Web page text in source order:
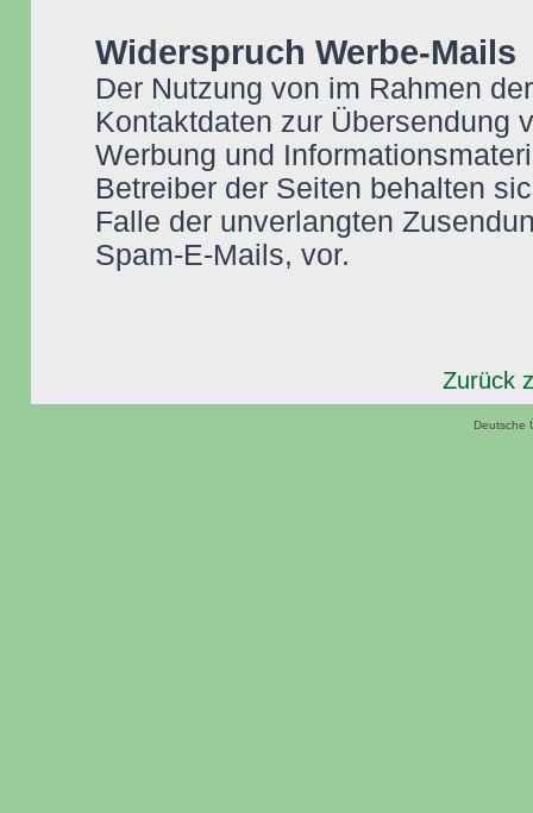
Widerspruch Werbe-Mails
Der Nutzung von im Rahmen
Kontaktdaten zur Übersendung
Werbung und
Betreiber der Seiten behalten
Falle der unverlangten
Spam-E-Mails, vor.
Zurück
Deutsche